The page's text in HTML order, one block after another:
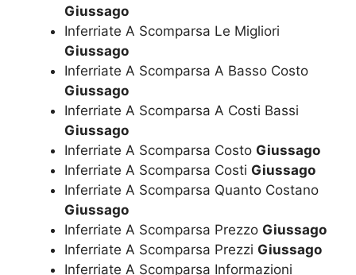
Giussago
Inferriate A Scomparsa Le Migliori
Giussago
Inferriate A Scomparsa A Basso Costo
Giussago
Inferriate A Scomparsa A Costi Bassi
Giussago
Inferriate A Scomparsa Costo Giussago
Inferriate A Scomparsa Costi Giussago
Inferriate A Scomparsa Quanto Costano
Giussago
Inferriate A Scomparsa Prezzo Giussago
Inferriate A Scomparsa Prezzi Giussago
Inferriate A Scomparsa Informazioni